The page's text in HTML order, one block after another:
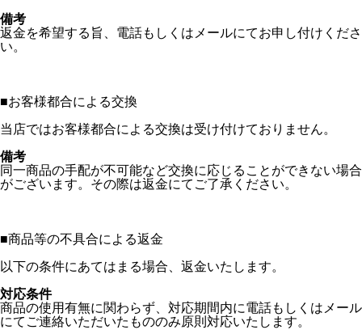
備考
返金を希望する旨、電話もしくはメールにてお申し付けくださ
い。
■お客様都合による交換
当店ではお客様都合による交換は受け付けておりません。
備考
同一商品の手配が不可能など交換に応じることができない場合
がございます。その際は返金にてご了承ください。
■商品等の不具合による返金
以下の条件にあてはまる場合、返金いたします。
対応条件
商品の使用有無に関わらず、対応期間内に電話もしくはメール
にてご連絡いただいたもののみ原則対応いたします。